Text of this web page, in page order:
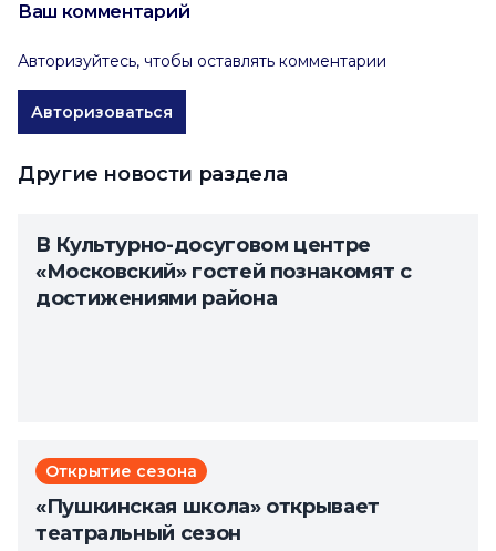
Ваш комментарий
Авторизуйтесь, чтобы оставлять комментарии
Авторизоваться
Другие новости раздела
В Культурно-досуговом центре
«Московский» гостей познакомят с
достижениями района
Открытие сезона
«Пушкинская школа» открывает
театральный сезон